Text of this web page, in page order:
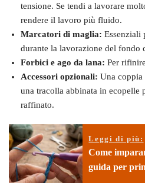
tensione. Se tendi a lavorare
rendere il lavoro più fluido.
Marcatori di maglia: Essenziali
durante la lavorazione del fondo
Forbici e ago da lana: Per
Accessori opzionali: Una
una tracolla abbinata in ecopelle
raffinato.
Leggi di più:
Come
guida per